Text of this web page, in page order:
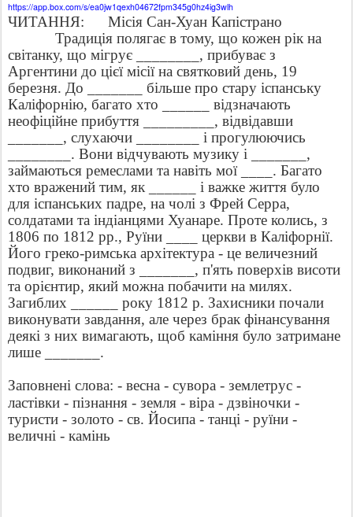
https://app.box.com/s/ea0jw1qexh04672fpm345g0hz4ig3wlh
ЧИТАННЯ:
Місія Сан-Хуан Капістрано
Традиція полягає в тому, що кожен рік на
світанку, що мігрує ________, прибуває з
Аргентини до цієї місії на святковий день, 19
березня. До _______ більше про стару іспанську
Каліфорнію, багато хто ______ відзначають
неофіційне прибуття _________, відвідавши
_______, слухаючи ________ і прогулюючись
________. Вони відчувають музику і _______,
займаються ремеслами та навіть мої ____. Багато
хто вражений тим, як ______ і важке життя було
для іспанських падре, на чолі з Фрей Серра,
солдатами та індіанцями Хуанаре. Проте колись, з
1806 по 1812 рр., Руїни ____ церкви в Каліфорнії.
Його греко-римська архітектура - це величезний
подвиг, виконаний з _______, п'ять поверхів висоти
та орієнтир, який можна побачити на милях.
Загиблих ______ року 1812 р. Захисники почали
виконувати завдання, але через брак фінансування
деякі з них вимагають, щоб каміння було затримане
лише _______.
Заповнені слова: - весна - сувора - землетрус -
ластівки - пізнання - земля - віра - дзвіночки -
туристи - золото - св. Йосипа - танці - руїни -
величні - камінь